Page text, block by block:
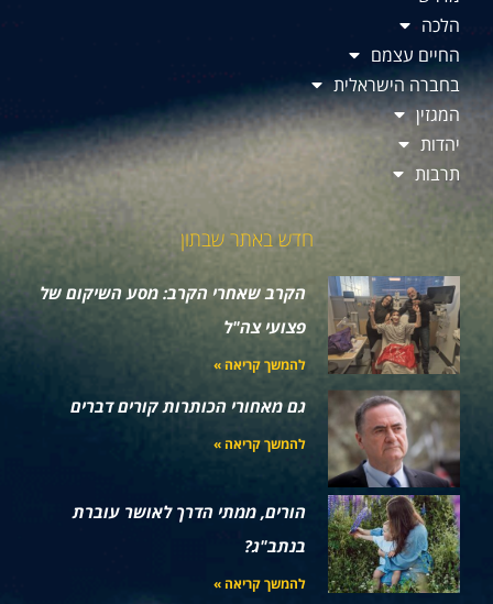
הלכה
החיים עצמם
בחברה הישראלית
המגזין
יהדות
תרבות
חדש באתר שבתון
הקרב שאחרי הקרב: מסע השיקום של
פצועי צה"ל
להמשך קריאה »
גם מאחורי הכותרות קורים דברים
להמשך קריאה »
הורים, ממתי הדרך לאושר עוברת
בנתב"ג?
להמשך קריאה »